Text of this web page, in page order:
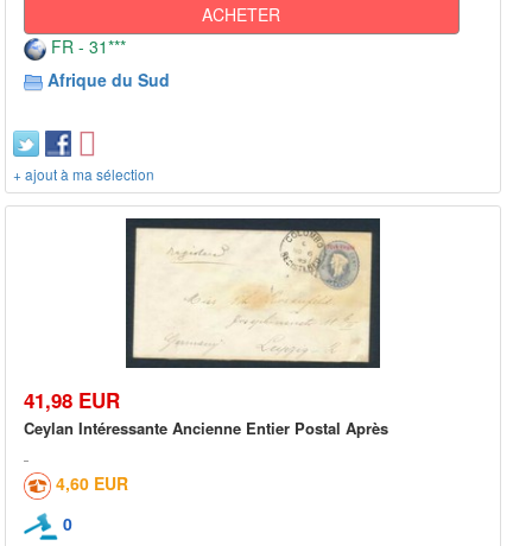
ACHETER
FR - 31***
Afrique du Sud
+ ajout à ma sélection
41,98 EUR
Ceylan Intéressante Ancienne Entier Postal Après
4,60 EUR
0